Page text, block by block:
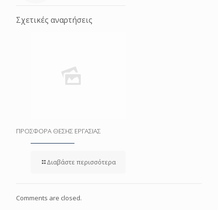
Σχετικές αναρτήσεις
ΠΡΟΣΦΟΡΑ ΘΕΣΗΣ ΕΡΓΑΣΙΑΣ
Διαβάστε περισσότερα
Comments are closed.